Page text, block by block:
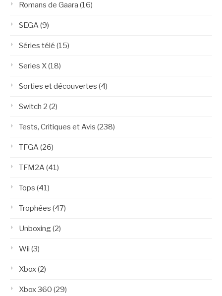
Romans de Gaara (16)
SEGA(9)
Séries télé (15)
Series X(18)
Sorties et découvertes (4)
Switch 2 (2)
Tests, Critiques et Avis (238)
TFGA(26)
TFM2A(41)
Tops (41)
Trophées (47)
Unboxing(2)
Wii (3)
Xbox(2)
Xbox 360 (29)